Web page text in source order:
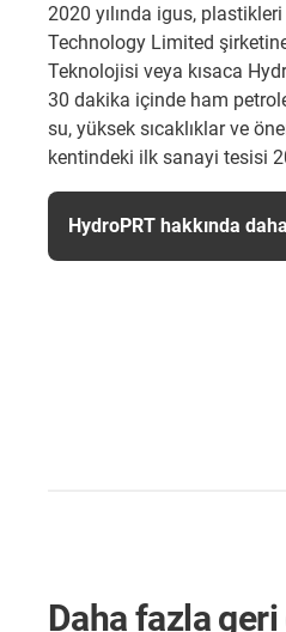
2020 yılında igus,
Technology Limited
Teknolojisi veya kısaca
30 dakika içinde ham
su, yüksek sıcaklıklar ve
kentindeki ilk sanayi tesisi
HydroPRT hakkında
Daha fazla